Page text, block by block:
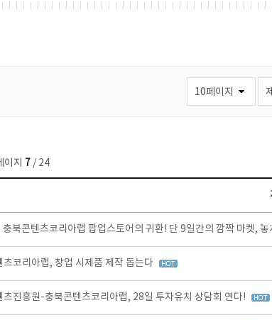
이지 7 / 24
북콘텐츠코리아랩 팝업스토어의 귀환! 단 9일간의 깜짝 마켓, 놓
츠코리아랩, 창업 시제품 제작 돕는다
츠진흥원-충북콘텐츠코리아랩, 28일 투자유치 상담회 연다!